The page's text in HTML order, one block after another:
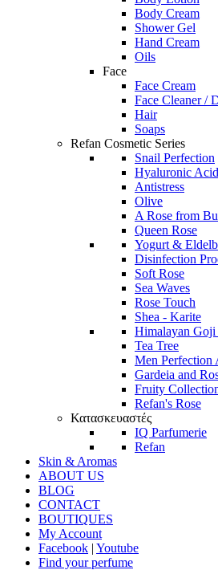
Body Cream
Shower Gel
Hand Cream
Oils
Face
Face Cream
Face Cleaner /
Hair
Soaps
Refan Cosmetic Series
Snail Perfection
Hyaluronic Acid
Antistress
Olive
A Rose from
Queen Rose
Yogurt &
Disinfection
Soft Rose
Sea Waves
Rose Touch
Shea - Karite
Himalayan
Tea Tree
Men Perfection
Gardeia and
Fruity
Refan's Rose
Κατασκευαστές
IQ Parfumerie
Refan
Skin & Aromas
ABOUT US
BLOG
CONTACT
BOUTIQUES
My Account
Facebook | Youtube
Find your perfume